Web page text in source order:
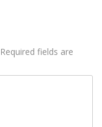
Required fields are